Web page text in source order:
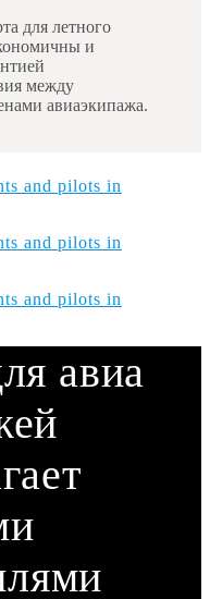
для летного
и
между
авиаэкипажа.
авиа